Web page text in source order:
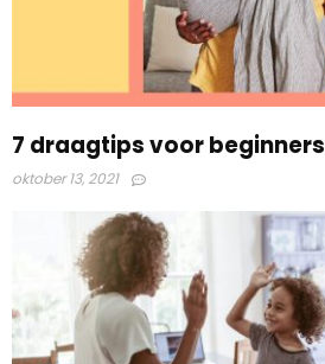
7 draagtips voor beginners
oktober 13, 2021